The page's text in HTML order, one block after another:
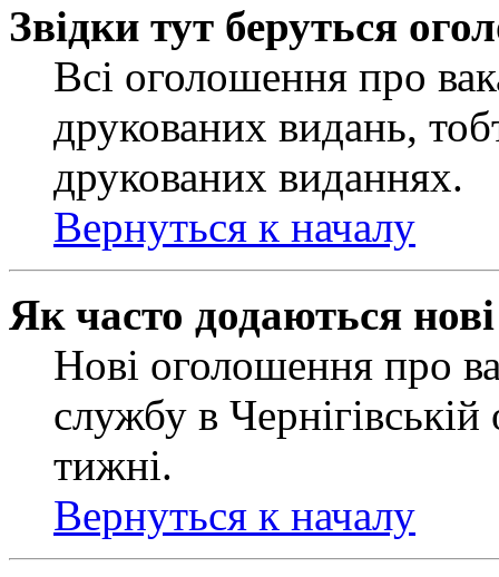
Звідки тут беруться
Всі оголошення про
друкованих видань,
друкованих виданнях.
Вернуться к началу
Як часто додаються
Нові оголошення про
службу в
тижні.
Вернуться к началу